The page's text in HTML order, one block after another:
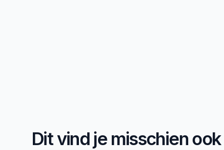
Dit vind je misschien